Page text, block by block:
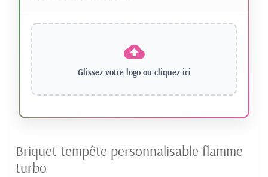
Glissez votre logo ou cliquez ici
Briquet tempête personnalisable flamme
turbo